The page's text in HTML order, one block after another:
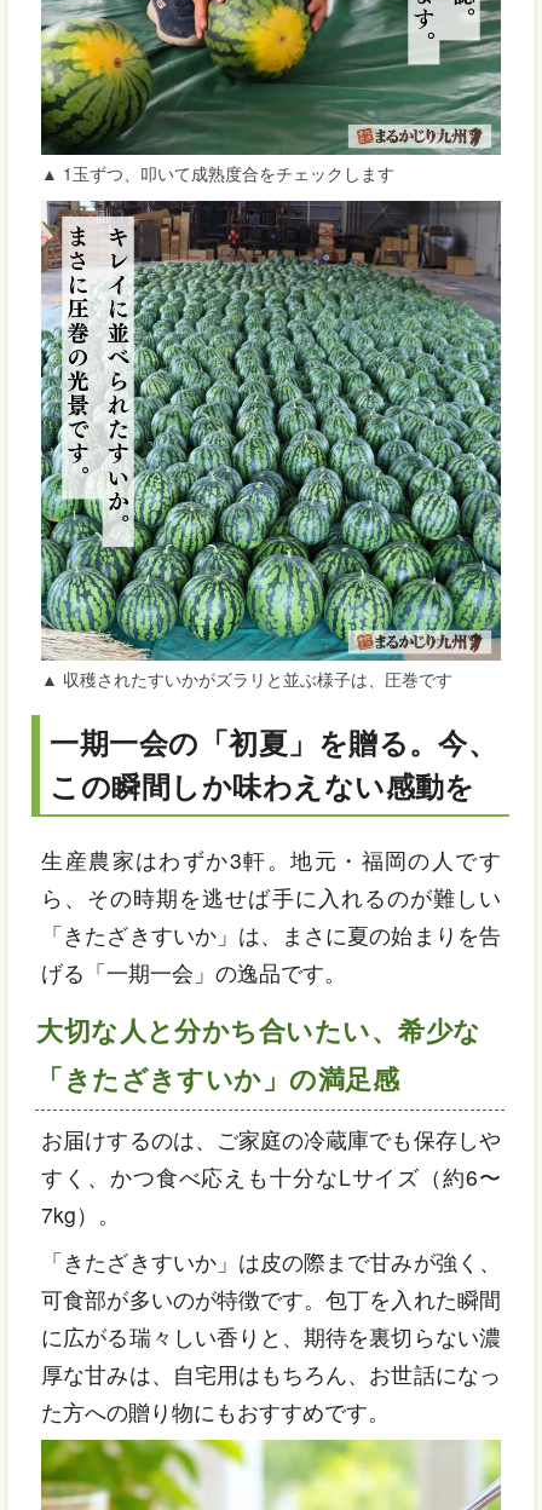
▲ 1玉ずつ、叩いて成熟度合をチェックします
▲ 収穫されたすいかがズラリと並ぶ様子は、圧巻です
一期一会の「初夏」を贈る。今、
この瞬間しか味わえない感動を
生産農家はわずか3軒。地元・福岡の人です
ら、その時期を逃せば手に入れるのが難しい
「きたざきすいか」は、まさに夏の始まりを告
げる「一期一会」の逸品です。
大切な人と分かち合いたい、希少な
「きたざきすいか」の満足感
お届けするのは、ご家庭の冷蔵庫でも保存しや
すく、かつ食べ応えも十分なLサイズ（約6〜
7kg）。
「きたざきすいか」は皮の際まで甘みが強く、
可食部が多いのが特徴です。包丁を入れた瞬間
に広がる瑞々しい香りと、期待を裏切らない濃
厚な甘みは、自宅用はもちろん、お世話になっ
た方への贈り物にもおすすめです。